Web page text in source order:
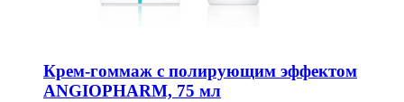
Крем-гоммаж с полирующим эффектом
ANGIOPHARM, 75 мл